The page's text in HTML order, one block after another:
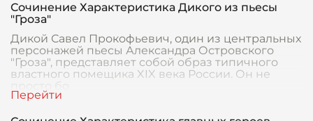
Сочинение Характеристика Дикого из пьесы
"Гроза"
Дикой Савел Прокофьевич, один из центральных
персонажей пьесы Александра Островского
"Гроза", представляет собой образ типичного
властного помещика XIX века России. Он не
просто бо